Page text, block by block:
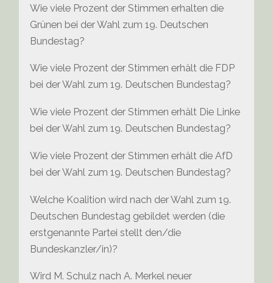
Wie viele Prozent der Stimmen erhalten die
Grünen bei der Wahl zum 19. Deutschen
Bundestag?
Wie viele Prozent der Stimmen erhält die FDP
bei der Wahl zum 19. Deutschen Bundestag?
Wie viele Prozent der Stimmen erhält Die Linke
bei der Wahl zum 19. Deutschen Bundestag?
Wie viele Prozent der Stimmen erhält die AfD
bei der Wahl zum 19. Deutschen Bundestag?
Welche Koalition wird nach der Wahl zum 19.
Deutschen Bundestag gebildet werden (die
erstgenannte Partei stellt den/die
Bundeskanzler/in)?
Wird M. Schulz nach A. Merkel neuer